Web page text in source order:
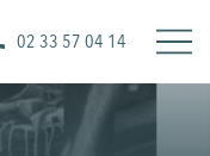
02 33 57 04 14